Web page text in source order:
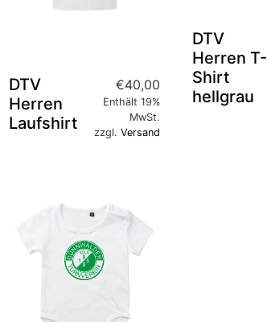
DTV
Herren
Laufshirt
€40,00
Enthält 19%
MwSt.
zzgl. Versand
DTV
Herren T-
Shirt
hellgrau